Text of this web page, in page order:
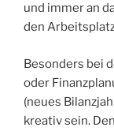
und immer an
den
Besonders bei
oder
(neues
kreativ sein.